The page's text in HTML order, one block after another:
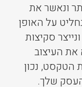
ונאשר את
על האופן
סקיצות
העיצוב
הטקסט, נכון
שלך.